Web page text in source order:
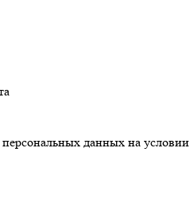
данных на условии